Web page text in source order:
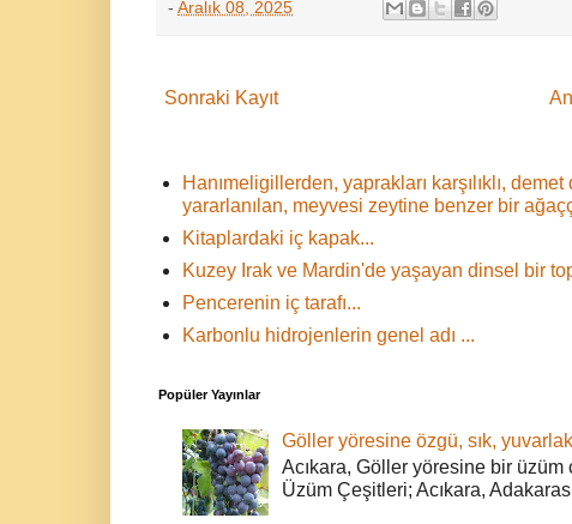
- Aralık 08, 2025
Sonraki Kayıt
Hanımeligillerden, yaprakları karşılıklı,
yararlanılan, meyvesi zeytine benzer bir
Kitaplardaki iç kapak...
Kuzey Irak ve Mardin'de yaşayan dinsel bir
Pencerenin iç tarafı...
Karbonlu hidrojenlerin genel adı ...
Popüler Yayınlar
Göller yöresine özgü, sık,
Acıkara, Göller yöresine bir
Üzüm Çeşitleri; Acıkara,